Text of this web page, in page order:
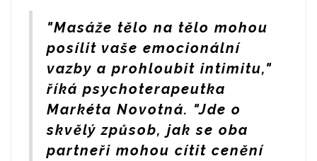
"Masáže tělo na tělo mohou
posílit vaše emocionální
vazby a prohloubit intimitu,"
říká psychoterapeutka
Markéta Novotná. "Jde o
skvělý způsob, jak se oba
partneři mohou cítit cenění